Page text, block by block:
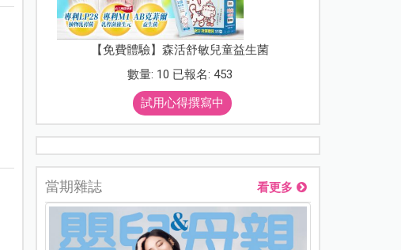
【免費體驗】森活舒敏兒童益生菌
數量: 10 已報名: 453
試用心得撰寫中
當期雜誌 看更多